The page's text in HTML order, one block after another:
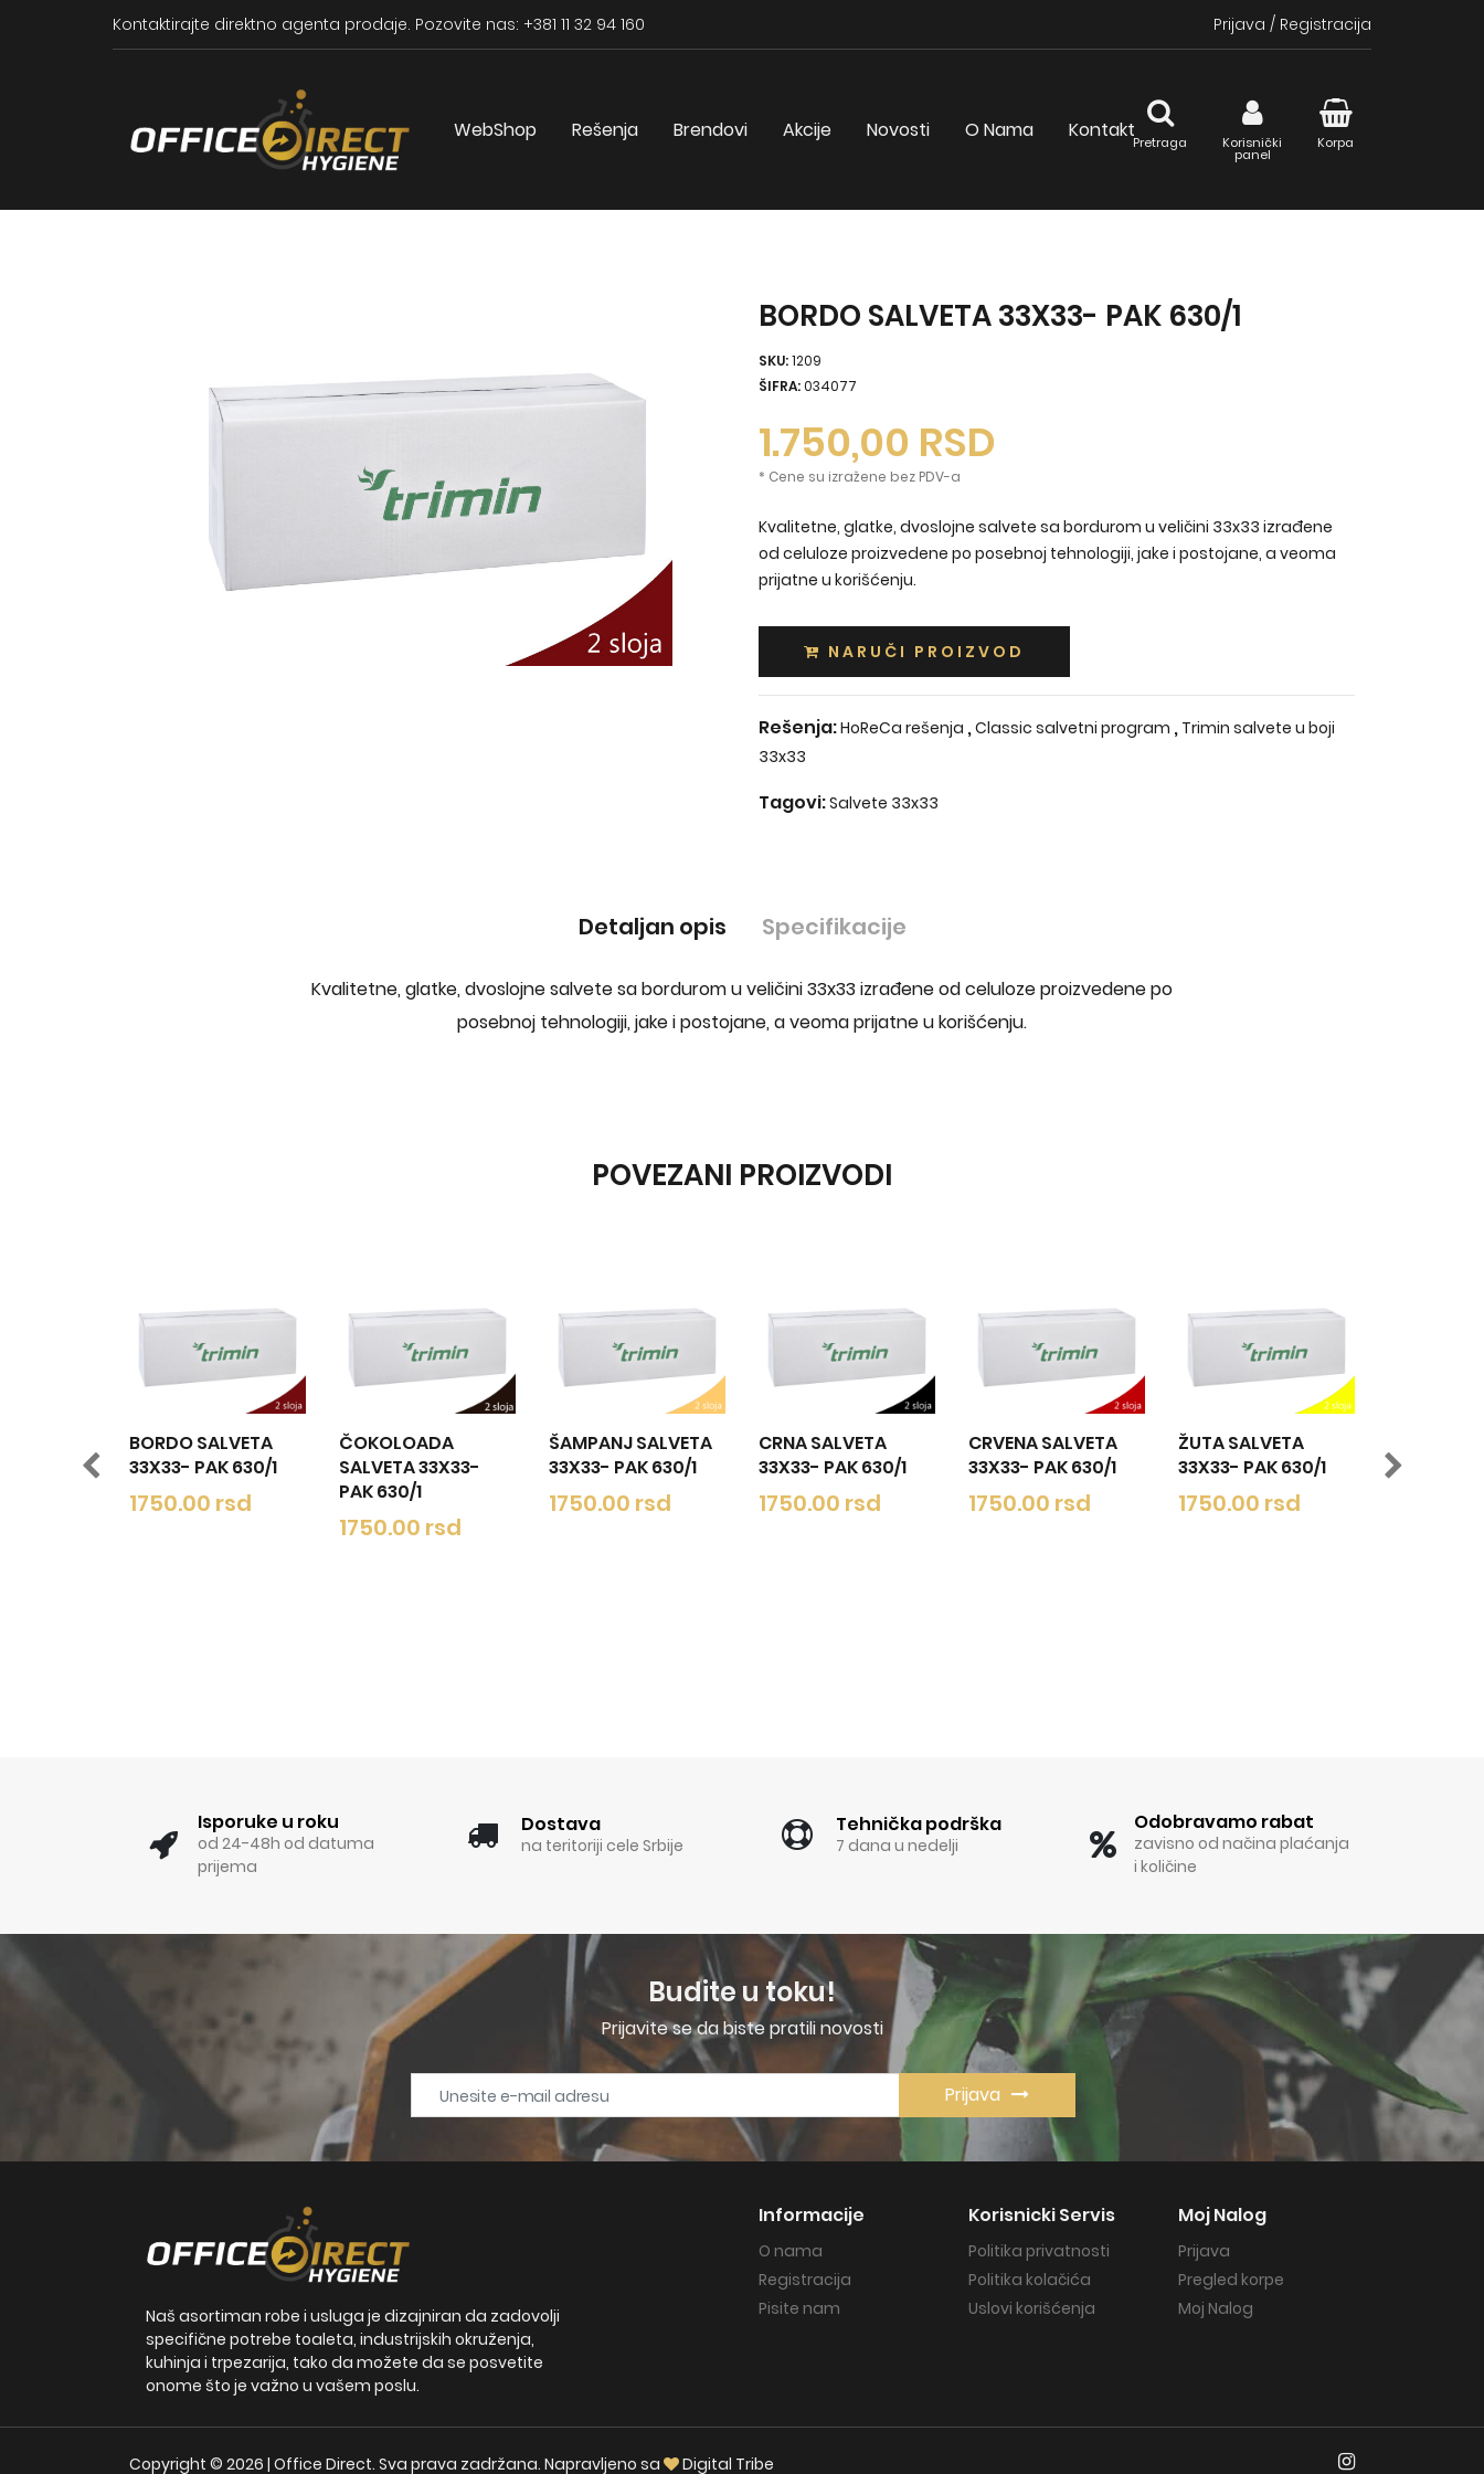
Kontaktirajte direktno agenta prodaje. Pozovite nas: +381 11 32 94 160 Prijava / Registracija
WebShop Rešenja Brendovi Akcije Novosti O Nama Kontakt
Pretraga Korisnički
panel
Korpa
BORDO SALVETA 33X33- PAK 630/1
SKU:1209
ŠIFRA:034077
1.750,00 RSD
* Cene su izražene bez PDV-a
Kvalitetne, glatke, dvoslojne salvete sa bordurom u veličini 33x33 izrađene
od celuloze proizvedene po posebnoj tehnologiji, jake i postojane, a veoma
prijatne u korišćenju.
NARUČI PROIZVOD
Rešenja:HoReCa rešenja ,Classic salvetni program , Trimin salvete u boji
33x33
Tagovi:Salvete 33x33
Detaljan opis Specifikacije
Kvalitetne, glatke, dvoslojne salvete sa bordurom u veličini 33x33 izrađene od celuloze proizvedene po
posebnoj tehnologiji, jake i postojane, a veoma prijatne u korišćenju.
POVEZANI PROIZVODI
PAK 630/1
ČOKOLOADA
SALVETA 33X33-
PAK 630/1
ŠAMPANJ SALVETA
33X33- PAK 630/1
1750.00 rsd
CRNA SALVETA
33X33- PAK 630/1
1750.00 rsd
CRVENA SALVETA
33X33- PAK 630/1
1750.00 rsd
ŽUTA SALVETA
33X33- PAK 630/1
1750.00 rsd
NARANDŽASTA
SALVETA 33X33-
PAK 630/1
Isporuke u roku
od 24-48h od datuma
prijema
Dostava
na teritoriji cele Srbije
Tehnička podrška
7 dana u nedelji
Odobravamo rabat
zavisno od načina plaćanja
i količine
Budite u toku!
Prijavite se da biste pratili novosti
Prijava
Naš asortiman robe i usluga je dizajniran da zadovolji
specifične potrebe toaleta, industrijskih okruženja,
kuhinja i trpezarija, tako da možete da se posvetite
onome što je važno u vašem poslu.
Informacije
O nama
Registracija
Pisite nam
Korisnicki Servis
Politika privatnosti
Politika kolačića
Uslovi korišćenja
Moj Nalog
Prijava
Pregled korpe
Moj Nalog
Copyright © 2026 | Office Direct. Sva prava zadržana. Napravljeno sa Digital Tribe